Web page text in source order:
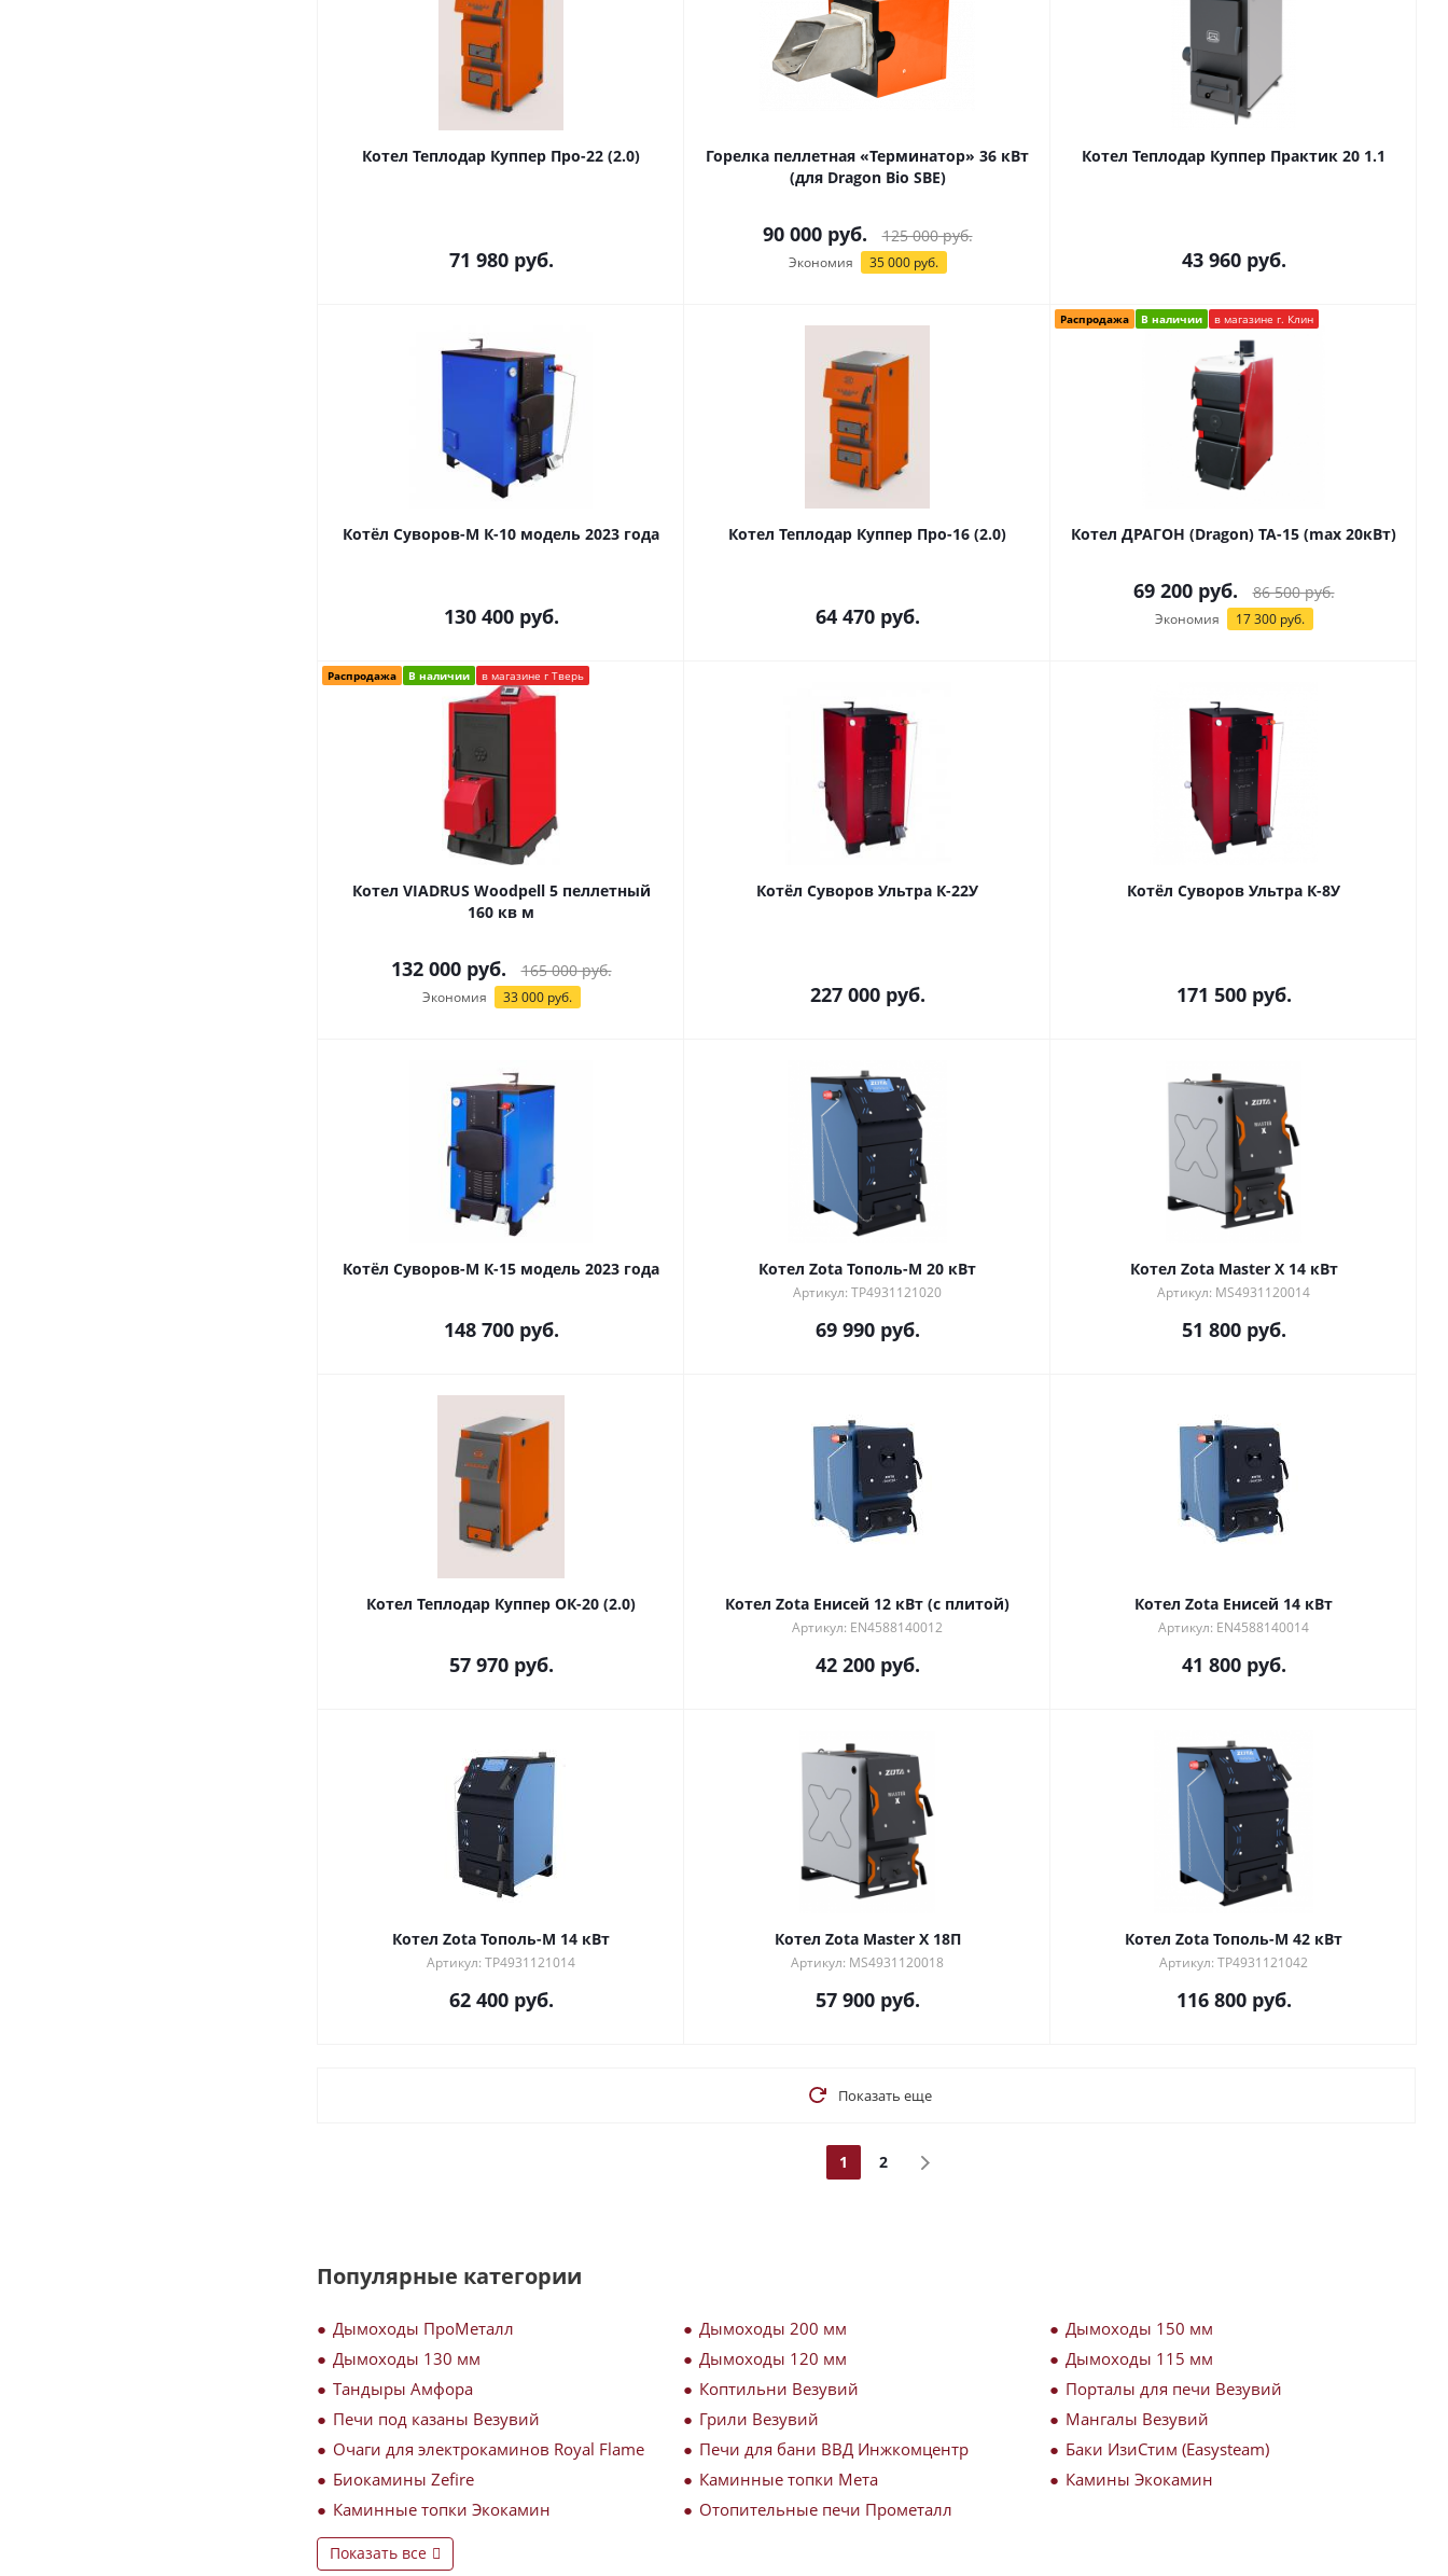
Котел Теплодар Куппер Про-22 (2.0)
71 980руб.
Горелка пеллетная «Терминатор» 36 кВт
(для Dragon Bio SBE)
90 000руб. 125 000руб.
Экономия 35 000руб.
Котел Теплодар Куппер Практик 20 1.1
43 960руб.
Котёл Суворов-М К-10 модель 2023 года
130 400руб.
Котел Теплодар Куппер Про-16 (2.0)
64 470руб.
Распродажа В наличии в магазине г. Клин
Котел ДРАГОН (Dragon) TA-15 (max 20кВт)
69 200руб. 86 500руб.
Экономия 17 300руб.
Распродажа В наличии в магазине г Тверь
Котел VIADRUS Woodpell 5 пеллетный
160 кв м
132 000руб. 165 000руб.
Экономия 33 000руб.
Котёл Суворов Ультра К-22У
227 000руб.
Котёл Суворов Ультра К-8У
171 500руб.
Котёл Суворов-М К-15 модель 2023 года
148 700руб.
Котел Zota Тополь-М 20 кВт
Артикул: TP4931121020
69 990руб.
Котел Zota Master X 14 кВт
Артикул: MS4931120014
51 800руб.
Котел Теплодар Куппер ОК-20 (2.0)
57 970руб.
Котел Zota Енисей 12 кВт (с плитой)
Артикул: EN4588140012
42 200руб.
Котел Zota Енисей 14 кВт
Артикул: EN4588140014
41 800руб.
Котел Zota Тополь-М 14 кВт
Артикул: TP4931121014
62 400руб.
Котел Zota Master X 18П
Артикул: MS4931120018
57 900руб.
Котел Zota Тополь-М 42 кВт
Артикул: TP4931121042
116 800руб.
Показать еще
1 2
Популярные категории
Дымоходы ПроМеталл Дымоходы 200 мм
Дымоходы 150 мм
Дымоходы 130 мм
Дымоходы 120 мм
Дымоходы 115 мм
Тандыры Амфора
Коптильни Везувий
Порталы для печи Везувий
Печи под казаны Везувий
Грили Везувий
Мангалы Везувий
Очаги для электрокаминов Royal Flame
Печи для бани ВВД Инжкомцентр
Баки ИзиСтим (Easysteam)
Биокамины Zefire
Каминные топки Мета
Камины Экокамин
Каминные топки Экокамин
Отопительные печи Прометалл
Показать все